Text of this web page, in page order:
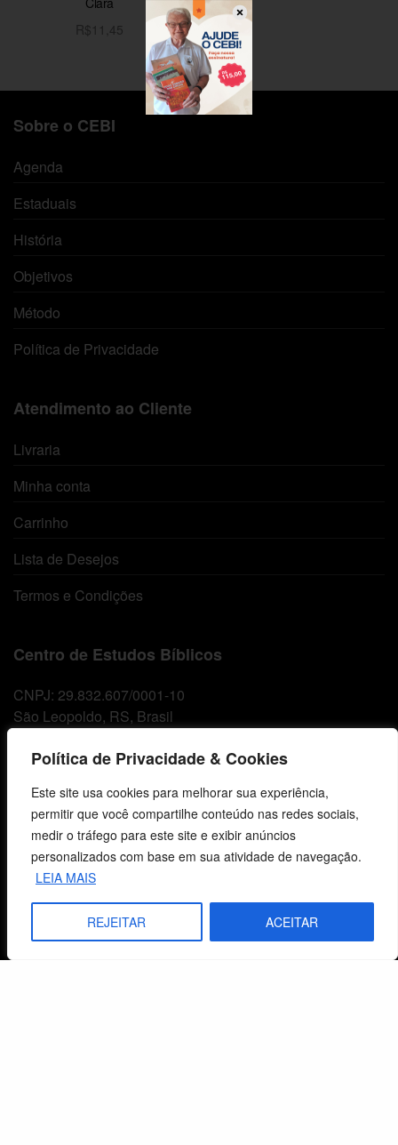
Política de Privacidade & Cookies
Este site usa cookies para melhorar sua experiência,
permitir que você compartilhe conteúdo nas redes sociais,
medir o tráfego para este site e exibir anúncios
personalizados com base em sua atividade de navegação.
LEIA MAIS
REJEITAR ACEITAR
R$ 11,45
Adicionar ao carrinho
Sobre o CEBI
Agenda
Estaduais
História
Objetivos
Método
Política de Privacidade
Atendimento ao Cliente
Livraria
Minha conta
Carrinho
Lista de Desejos
Termos e Condições
Centro de Estudos Bíblicos
CNPJ: 29.832.607/0001-10
São Leopoldo, RS, Brasil
Fale Conosco
E-mails
vendas@cebi.org.br
comunicacao@cebi.org.br
WhatsApp / Vendas
+55 (51) 99734-4518